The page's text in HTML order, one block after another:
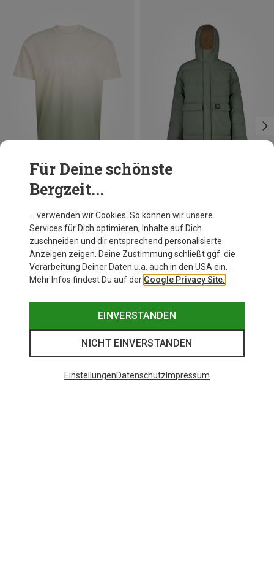
Du sparst 39%
Für Deine schönste
Bergzeit...
… verwenden wir Cookies. So können wir unsere
Services für Dich optimieren, Inhalte auf Dich
zuschneiden und dir entsprechend personalisierte
Anzeigen zeigen. Deine Zustimmung schließt ggf. die
Verarbeitung Deiner Daten u.a. auch in den USA ein.
Mehr Infos findest Du auf der Google Privacy Site.
EINVERSTANDEN
NICHT EINVERSTANDEN
EinstellungenDatenschutz Impressum